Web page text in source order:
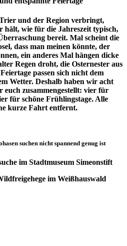
und der Region verbringt,
hält, wie für die Jahreszeit typisch,
bereit. Mal scheint die
dass man meinen könnte, der
ein anderes Mal hängen dicke
Regen droht, die Osternester aus
passen sich nicht dem
Wetter. Deshalb haben wir acht
euch zusammengestellt: vier für
für schöne Frühlingstage. Alle
kurze Fahrt entfernt.
suchen nicht spannend genug ist
im Stadtmuseum Simeonstift
im Weißhauswald